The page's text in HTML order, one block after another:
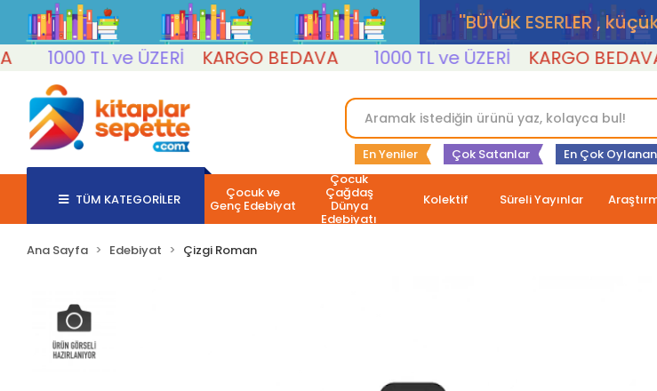
''BÜYÜK ESERLER ,
1000 TL ve ÜZERİ
KARGO BEDAVA 1000 TL ve ÜZERİ KARGO BEDAVA
En Yeniler Çok Satanlar En Çok
TÜM KATEGORİLER Çocuk ve
Genç Edebiyat
Çocuk
Çağdaş
Dünya
Edebiyatı
Kolektif Süreli Yayınlar
Ana Sayfa Edebiyat Çizgi Roman